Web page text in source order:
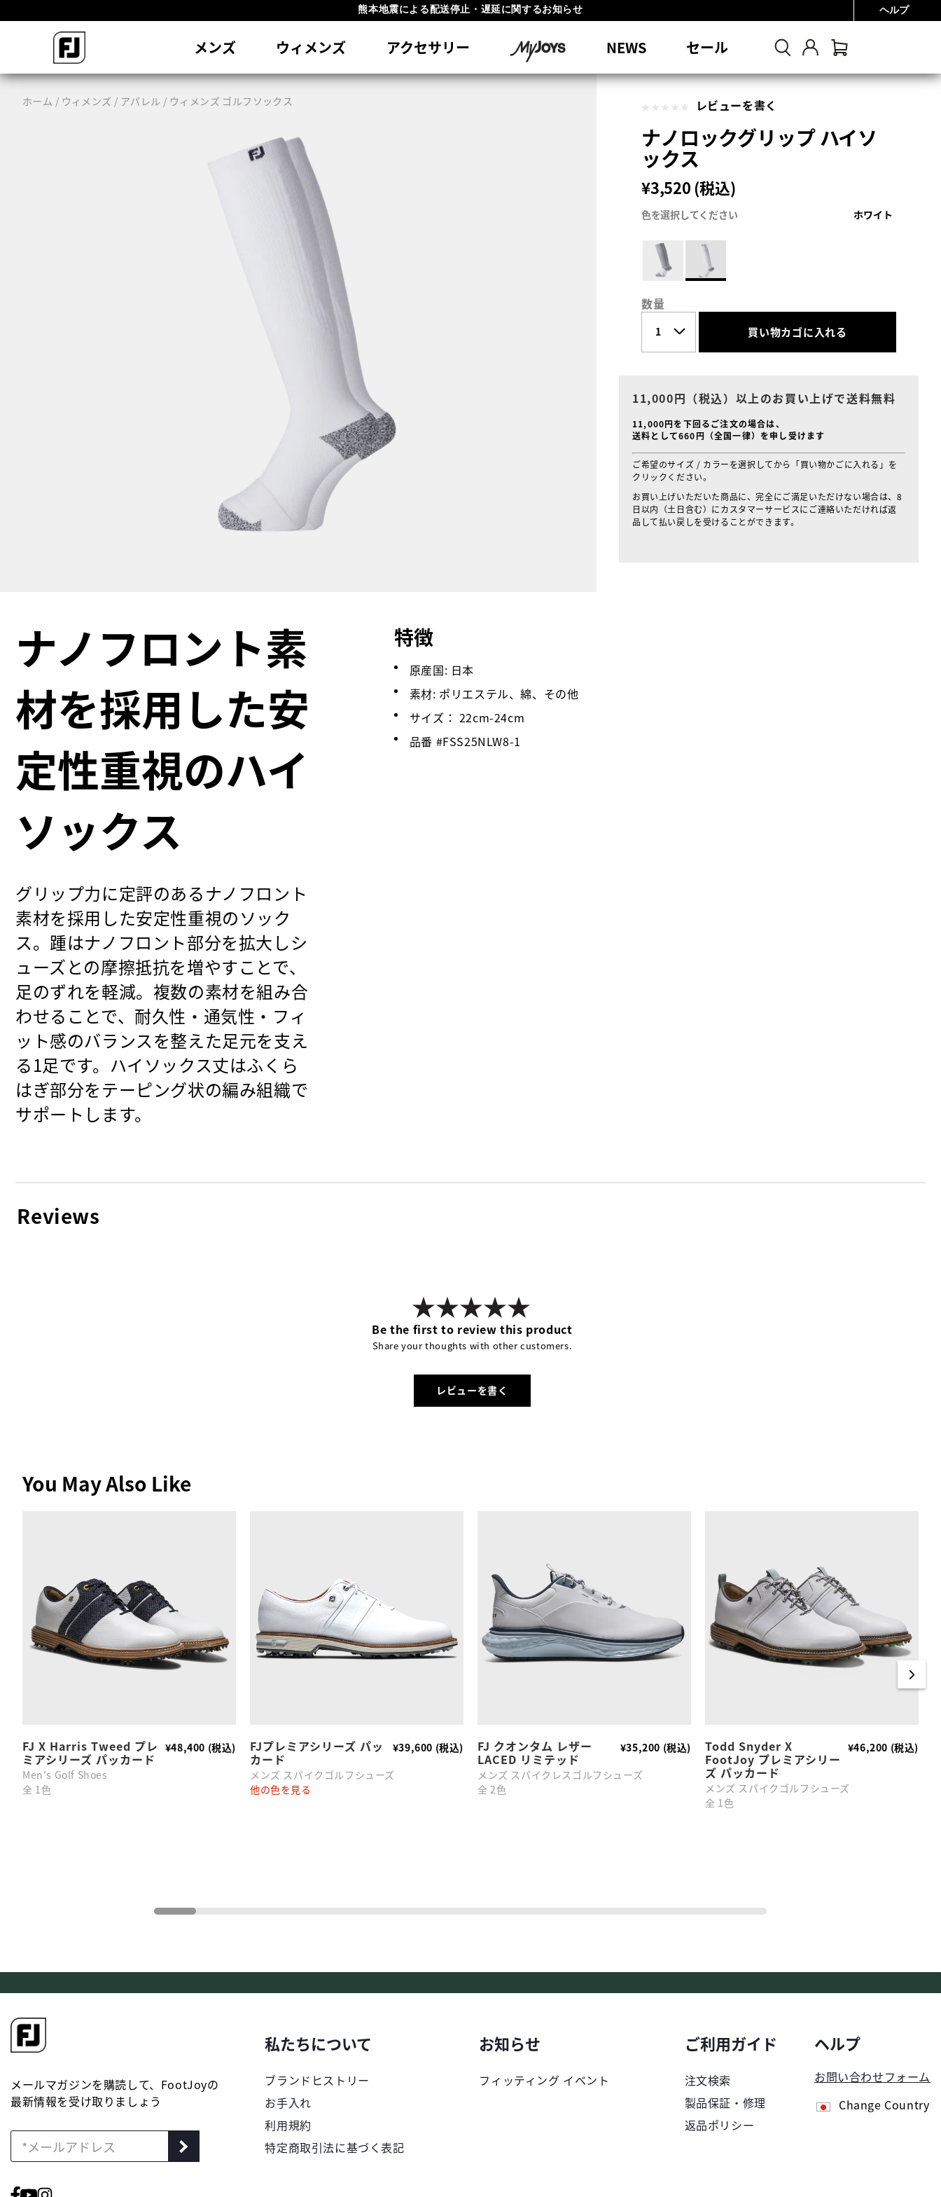
#1 SHOE IN GOLF #1 GLOVE IN GOLF
ヘルプ
メンズ ウィメンズ アクセサリー NEWS セール
ホーム ウィメンズ アパレル ウィメンズ ゴルフソックス レビューを書く
ナノロックグリップ ハイソ
ックス
¥3,520 (税込)
色を選択してください ホワイト
数量
買い物カゴに入れる
11,000円（税込）以上のお買い上げで送料無料
11,000円を下回るご注文の場合は、
送料として660円（全国一律）を申し受けます
ご希望のサイズ / カラーを選択してから「買い物かごに入れる」を
クリックください。
お買い上げいただいた商品に、完全にご満足いただけない場合は、8
日以内（土日含む）にカスタマーサービスにご連絡いただければ返
品して払い戻しを受けることができます。
ナノフロント素
材を採用した安
定性重視のハイ
ソックス
グリップ力に定評のあるナノフロント
素材を採用した安定性重視のソック
ス。踵はナノフロント部分を拡大しシ
ューズとの摩擦抵抗を増やすことで、
足のずれを軽減。複数の素材を組み合
わせることで、耐久性・通気性・フィ
ット感のバランスを整えた足元を支え
る1足です。ハイソックス丈はふくら
はぎ部分をテーピング状の編み組織で
サポートします。
特徴
原産国: 日本
素材: ポリエステル、綿、その他
サイズ： 22cm-24cm
品番 #FSS25NLW8-1
Reviews
Be the first to review this product
Share your thoughts with other customers.
レビューを書く
You May Also Like
FJ X Harris Tweed プレ
ミアシリーズ パッカード
Men's Golf Shoes
¥48,400 (税込)
全 1色
FJプレミアシリーズ パッ
カード
メンズ スパイクゴルフシューズ
¥39,600 (税込)
他の色を見る
FJ クオンタム レザー
LACED リミテッド
メンズ スパイクレスゴルフシューズ
¥35,200 (税込)
全 2色
Todd Snyder X
FootJoy プレミアシリー
ズ パッカード
メンズ スパイクゴルフシューズ
¥46,200 (税込)
全 1色
メールマガジンを購読して、FootJoyの
最新情報を受け取りましょう
私たちについて
ブランドヒストリー
お手入れ
利用規約
特定商取引法に基づく表記
お知らせ
フィッティング イベント
ご利用ガイド
注文検索
製品保証・修理
返品ポリシー
ヘルプ
お問い合わせフォーム
Change Country